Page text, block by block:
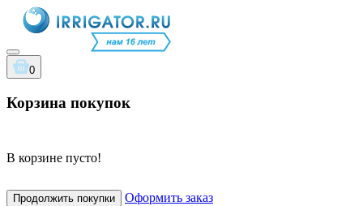
0
Корзина покупок
В корзине пусто!
Продолжить покупки Оформить заказ